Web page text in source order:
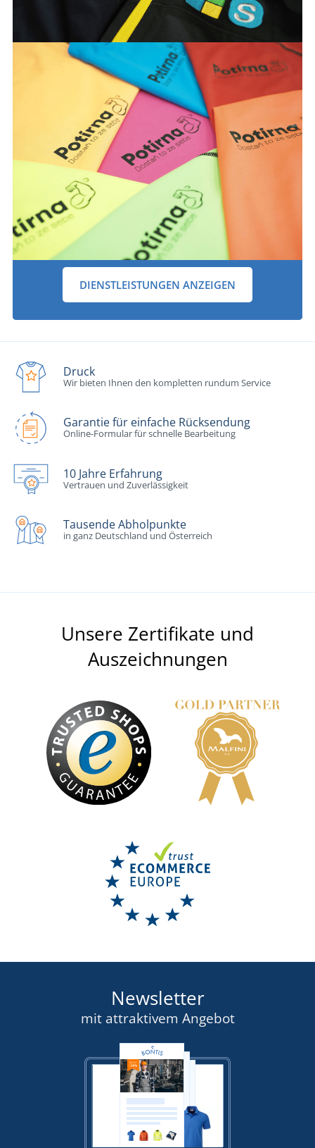
DIENSTLEISTUNGEN ANZEIGEN
Druck
Wir bieten Ihnen den kompletten rundum Service
Garantie für einfache Rücksendung
Online-Formular für schnelle Bearbeitung
10 Jahre Erfahrung
Vertrauen und Zuverlässigkeit
Tausende Abholpunkte
in ganz Deutschland und Österreich
Unsere Zertifikate und
Auszeichnungen
Newsletter
mit attraktivem Angebot